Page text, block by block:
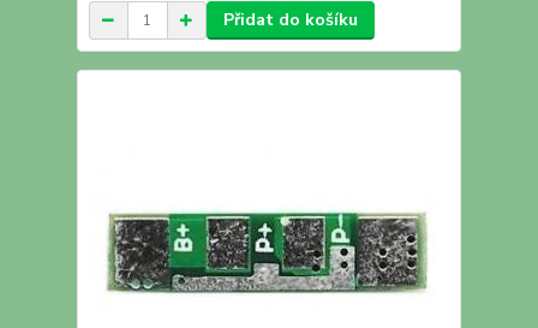
Přidat do košíku